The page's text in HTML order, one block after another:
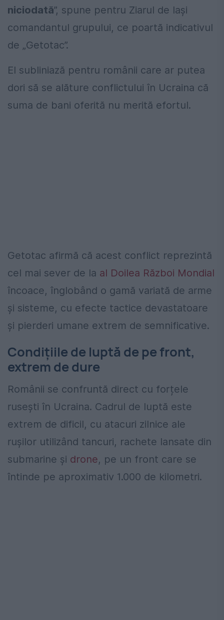
niciodată”, spune pentru Ziarul de Iași
comandantul grupului, ce poartă indicativul
de „Getotac”.
El subliniază pentru românii care ar putea
dori să se alăture conflictului în Ucraina că
suma de bani oferită nu merită efortul.
Getotac afirmă că acest conflict reprezintă
cel mai sever de la al Doilea Război Mondial
încoace, înglobând o gamă variată de arme
și sisteme, cu efecte tactice devastatoare
și pierderi umane extrem de semnificative.
Condițiile de luptă de pe front,
extrem de dure
Românii se confruntă direct cu forțele
rusești în Ucraina. Cadrul de luptă este
extrem de dificil, cu atacuri zilnice ale
rușilor utilizând tancuri, rachete lansate din
submarine și drone, pe un front care se
întinde pe aproximativ 1.000 de kilometri.